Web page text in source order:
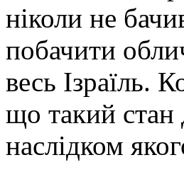
ніколи не
побачити
весь Ізраїль.
що такий стан
наслідком